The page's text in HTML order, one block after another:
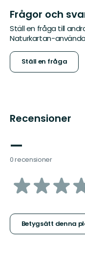
Frågor och
Ställ en fråga till
Naturkartan-
Ställ en fråga
Recensioner
—
0 recensioner
av
stjärnor
Betygsätt denna